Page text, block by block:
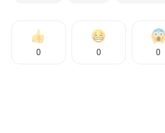
0 0 0